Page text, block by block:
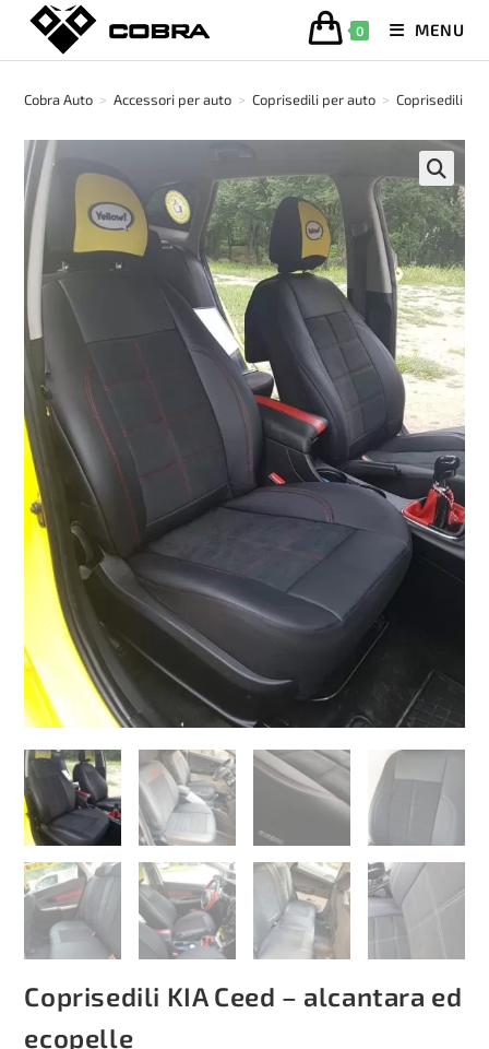
Salta
contenuto
0 MENU
Cobra Auto > Accessori per auto > Coprisedili per auto > Coprisedili in
🔍
Coprisedili KIA Ceed – alcantara ed
ecopelle